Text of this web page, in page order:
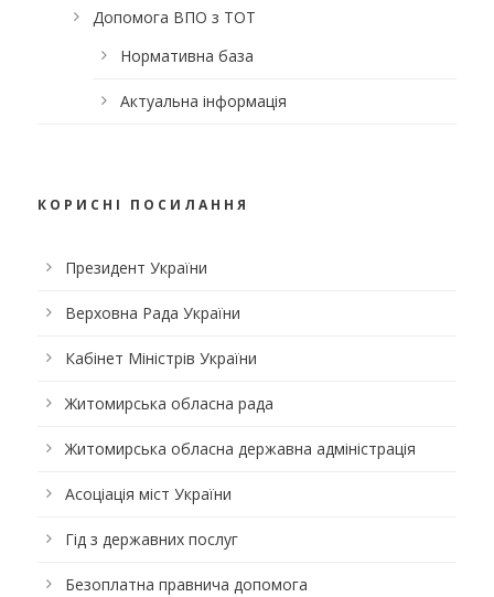
Допомога ВПО з ТОТ
Нормативна база
Актуальна інформація
КОРИСНІ ПОСИЛАННЯ
Президент України
Верховна Рада України
Кабінет Міністрів України
Житомирська обласна рада
Житомирська обласна державна адміністрація
Асоціація міст України
Гід з державних послуг
Безоплатна правнича допомога